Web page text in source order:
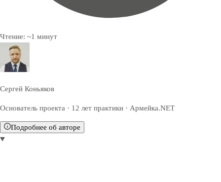
Чтение: ~1 минут
Сергей Коньяков
Основатель проекта · 12 лет практики · Армейка.NET
Подробнее об авторе